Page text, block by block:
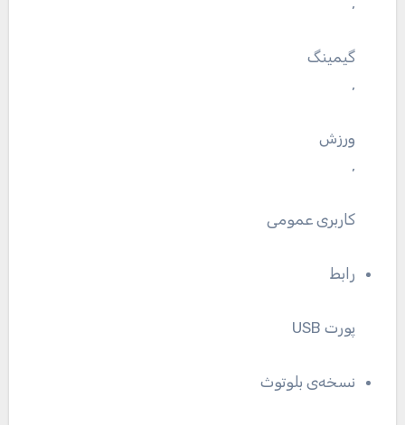
گیمینگ
,
ورزش
,
کاربری عمومی
رابط
پورت USB
نسخه‌ی بلوتوث